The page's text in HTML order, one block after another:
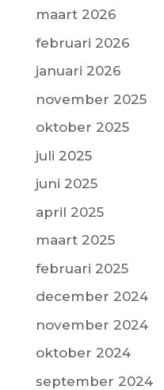
maart 2026
februari 2026
januari 2026
november 2025
oktober 2025
juli 2025
juni 2025
april 2025
maart 2025
februari 2025
december 2024
november 2024
oktober 2024
september 2024